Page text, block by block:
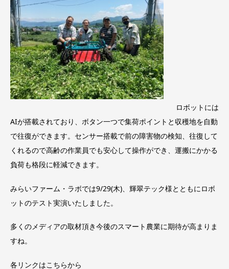
ロボットには
AIが搭載されており、ボタン一つで集荷ポイントと収穫地を自動
で往復ができます。センサー搭載で前の障害物の検知、往復して
くれるので高齢の作業員でも安心して操作ができ、運搬にかかる
負荷も格段に軽減できます。
みらいファーム・ラボでは9/29(木)、輝翠テック様とともにロボ
ットのテスト実演いたしました。
多くのメディアの取材頂き今後のスマート農業に期待が高まりま
すね。
各リンクはこちらから